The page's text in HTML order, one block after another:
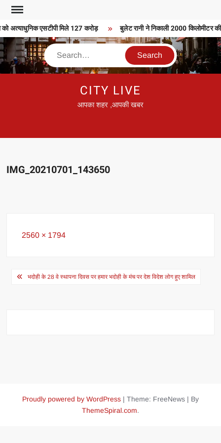
Skip
content
को अत्याधुनिक एसटीपी मिले 127 करोड़ बुलेट रानी ने निकाली 2000 किलोमीटर
Search
CITY LIVE
आपका शहर ,आपकी खबर
IMG_20210701_143650
Full
2560 × 1794
Postभदोही के 28 वे स्थापना दिवस पर हमार भदोही के मंच पर देश विदेश लोग हुए शामिल
Proudly powered by WordPress | Theme: FreeNews | By
ThemeSpiral.com.